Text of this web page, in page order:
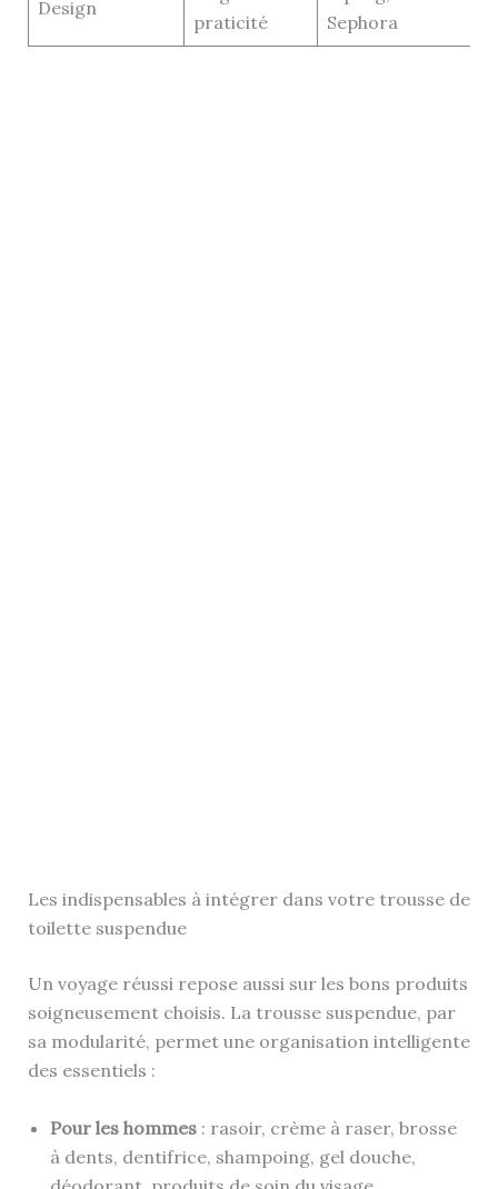
Design
praticité
Sephora
Les indispensables à intégrer dans votre trousse de
toilette suspendue
Un voyage réussi repose aussi sur les bons produits
soigneusement choisis. La trousse suspendue, par
sa modularité, permet une organisation intelligente
des essentiels :
Pour les hommes: rasoir, crème à raser, brosse
à dents, dentifrice, shampoing, gel douche,